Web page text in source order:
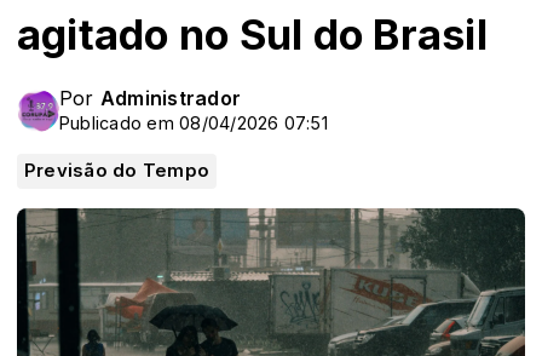
agitado no Sul do Brasil
Por Administrador
Publicado em 08/04/2026 07:51
Previsão do Tempo